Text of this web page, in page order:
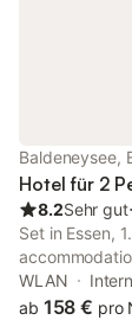
Baldeneysee,
Hotel für 2
8.2Sehr gut⋅
Set in Essen,
restaurant.
Church, 5.3
WLAN
ab 158 € pro